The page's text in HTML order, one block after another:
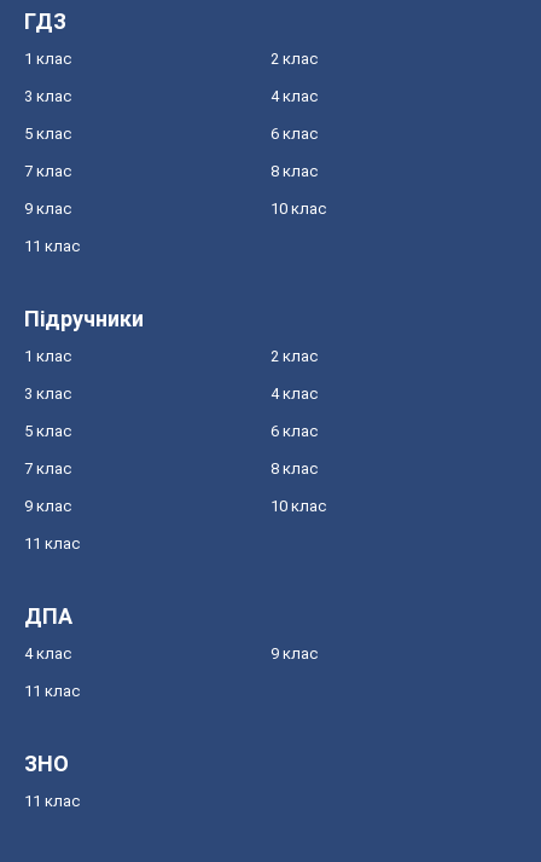
ГДЗ
1 клас 2 клас
3 клас 4 клас
5 клас 6 клас
7 клас 8 клас
9 клас 10 клас
11 клас
Підручники
1 клас 2 клас
3 клас 4 клас
5 клас 6 клас
7 клас 8 клас
9 клас 10 клас
11 клас
ДПА
4 клас 9 клас
11 клас
ЗНО
11 клас